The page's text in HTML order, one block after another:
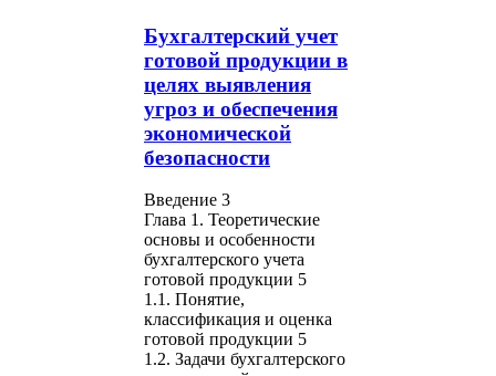
Бухгалтерский учет
готовой продукции в
целях выявления
угроз и обеспечения
экономической
безопасности
Введение 3
Глава 1. Теоретические
основы и особенности
бухгалтерского учета
готовой продукции 5
1.1. Понятие,
классификация и оценка
готовой продукции 5
1.2. Задачи бухгалтерского